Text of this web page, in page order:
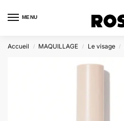
MENU
Accueil / MAQUILLAGE / Le visage /